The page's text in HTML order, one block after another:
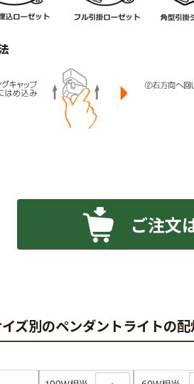
ご注文
ズ別のペンダントライトの